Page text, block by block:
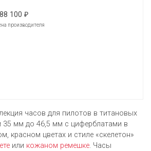
100 ₽
производителя
часов для пилотов в титановых
35 мм до 46,5 мм с циферблатами в
красном цветах и стиле «скелетон»
или кожаном ремешке. Часы